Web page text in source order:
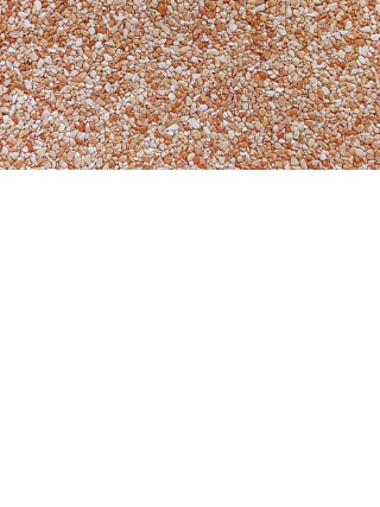
Doporučujeme